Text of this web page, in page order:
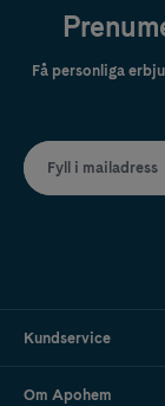
Få personliga
Fyll i mailadress
Kundservice
Om Apohem